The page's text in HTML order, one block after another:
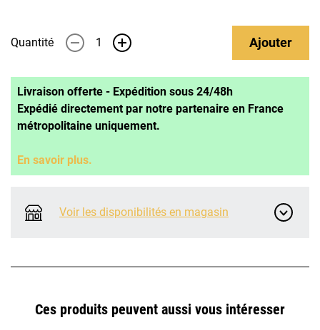
Quantité - + Ajouter
Livraison offerte - Expédition sous 24/48h
Expédié directement par notre partenaire en France
métropolitaine uniquement.
En savoir plus.
Voir les disponibilités en magasin
Ces produits peuvent aussi vous intéresser